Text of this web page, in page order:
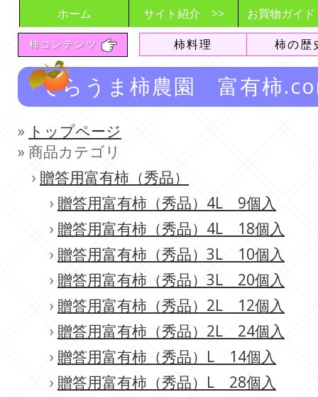
ホーム
サイト紹介 >>
でらうま柿農園とは
商品とご利用シーン
お届けする柿
お買物ガイ
販売や発送
ご注文の流れ
注意事項や
収穫・発送
追加販売情報
送料について
よくある質問
（FAQ）
柿コンテンツ 柿料理 柿の歴
でらうま柿農園 富有柿
» トップページ
» 商品カテゴリ
› 贈答用富有柿（秀品）
› 贈答用富有柿（秀品）4L 9個入
› 贈答用富有柿（秀品）4L 18個入
› 贈答用富有柿（秀品）3L 10個入
› 贈答用富有柿（秀品）3L 20個入
› 贈答用富有柿（秀品）2L 12個入
› 贈答用富有柿（秀品）2L 24個入
› 贈答用富有柿（秀品）L 14個入
› 贈答用富有柿（秀品）L 28個入